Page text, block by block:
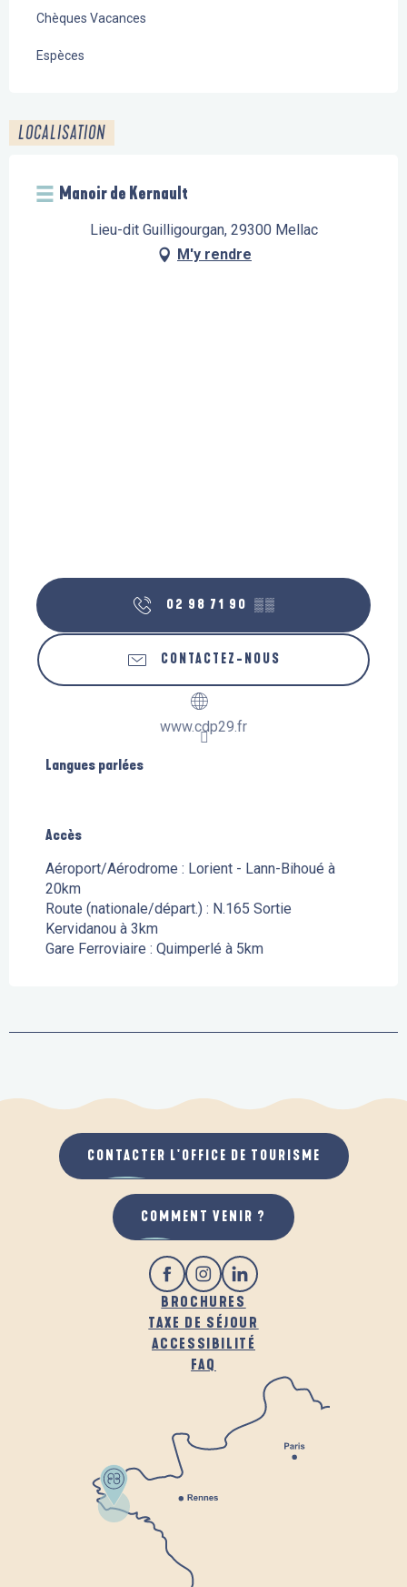
Chèques Vacances
Espèces
LOCALISATION
Manoir de Kernault
Lieu-dit Guilligourgan, 29300 Mellac
M'y rendre
02 98 71 90 ▒▒
CONTACTEZ-NOUS
www.cdp29.fr
Langues parlées
Langues parlées
Accès
Accès
Aéroport/Aérodrome : Lorient - Lann-Bihoué à
20km
Route (nationale/départ.) : N.165 Sortie
Kervidanou à 3km
Gare Ferroviaire : Quimperlé à 5km
BROCHURES
TAXE DE SÉJOUR
ACCESSIBILITÉ
FAQ
CONTACTER L'OFFICE DE TOURISME
COMMENT VENIR ?